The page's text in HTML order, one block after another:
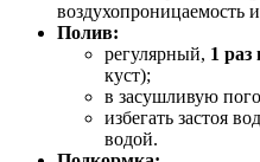
воздухопроницаемость
Полив:
регулярный, 1 раз
куст);
в засушливую
избегать застоя
водой.